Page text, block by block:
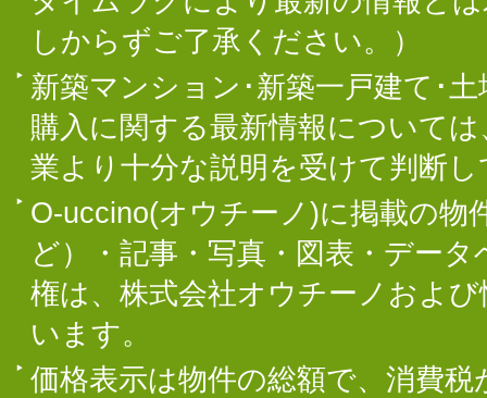
しからずご了承ください。）
新築マンション･新築一戸建て･
購入に関する最新情報について
業より十分な説明を受けて判断
O-uccino(オウチーノ)に掲載の物
ど）・記事・写真・図表・デー
権は、株式会社オウチーノおよ
います。
価格表示は物件の総額で、消費